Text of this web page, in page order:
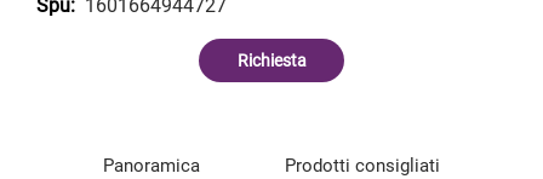
Spu: 1601664944727
Richiesta
Panoramica Prodotti consigliati